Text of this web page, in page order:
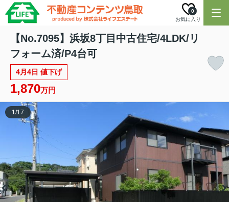
お気に入り
0
【No.7095】浜坂8丁目中古住宅/4LDK/リ
フォーム済/P4台可
4月4日 値下げ
1,870万円
1/17